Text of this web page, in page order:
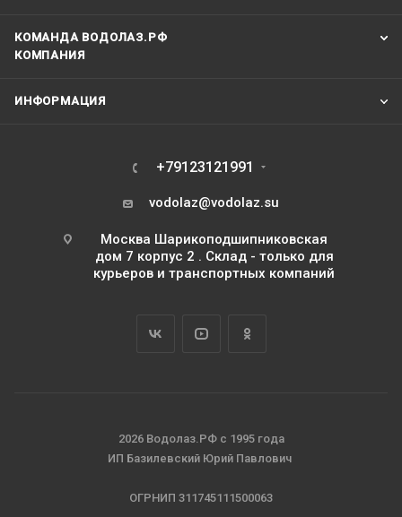
КОМАНДА ВОДОЛАЗ.РФ
КОМПАНИЯ
ИНФОРМАЦИЯ
+79123121991
vodolaz@vodolaz.su
Москва Шарикоподшипниковская
дом 7 корпус 2 . Склад - только для
курьеров и транспортных компаний
2026 Водолаз.РФ с 1995 года
ИП Базилевский Юрий Павлович
ОГРНИП 311745111500063